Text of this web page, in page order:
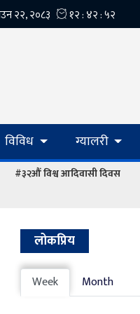
विविध ग्यालरी
#३२औं विश्व आदिवासी दिवस
लोकप्रिय
Week Month